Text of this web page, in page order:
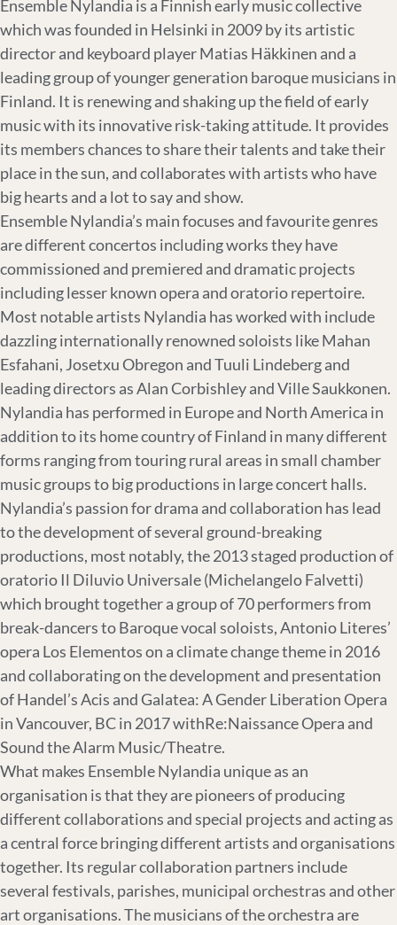
Ensemble Nylandia is a Finnish early music collective
which was founded in Helsinki in 2009 by its artistic
director and keyboard player Matias Häkkinen and a
leading group of younger generation baroque musicians in
Finland. It is renewing and shaking up the field of early
music with its innovative risk-taking attitude. It provides
its members chances to share their talents and take their
place in the sun, and collaborates with artists who have
big hearts and a lot to say and show.
Ensemble Nylandia’s main focuses and favourite genres
are different concertos including works they have
commissioned and premiered and dramatic projects
including lesser known opera and oratorio repertoire.
Most notable artists Nylandia has worked with include
dazzling internationally renowned soloists like Mahan
Esfahani, Josetxu Obregon and Tuuli Lindeberg and
leading directors as Alan Corbishley and Ville Saukkonen.
Nylandia has performed in Europe and North America in
addition to its home country of Finland in many different
forms ranging from touring rural areas in small chamber
music groups to big productions in large concert halls.
Nylandia’s passion for drama and collaboration has lead
to the development of several ground-breaking
productions, most notably, the 2013 staged production of
oratorio Il Diluvio Universale (Michelangelo Falvetti)
which brought together a group of 70 performers from
break-dancers to Baroque vocal soloists, Antonio Literes’
opera Los Elementos on a climate change theme in 2016
and collaborating on the development and presentation
of Handel’s Acis and Galatea: A Gender Liberation Opera
in Vancouver, BC in 2017 withRe:Naissance Opera and
Sound the Alarm Music/Theatre.
What makes Ensemble Nylandia unique as an
organisation is that they are pioneers of producing
different collaborations and special projects and acting as
a central force bringing different artists and organisations
together. Its regular collaboration partners include
several festivals, parishes, municipal orchestras and other
art organisations. The musicians of the orchestra are